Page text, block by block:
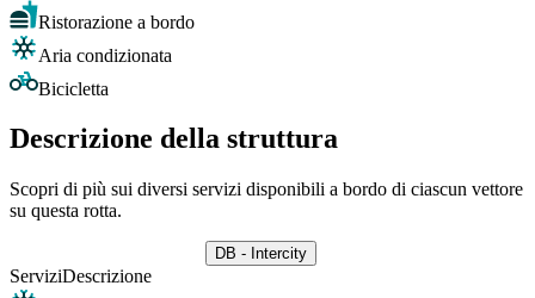
Ristorazione a bordo
Aria condizionata
Bicicletta
Descrizione della struttura
Scopri di più sui diversi servizi disponibili a bordo di ciascun vettore
su questa rotta.
DB - Intercity
ServiziDescrizione